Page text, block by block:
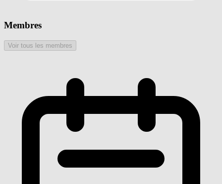
Membres
Voir tous les membres